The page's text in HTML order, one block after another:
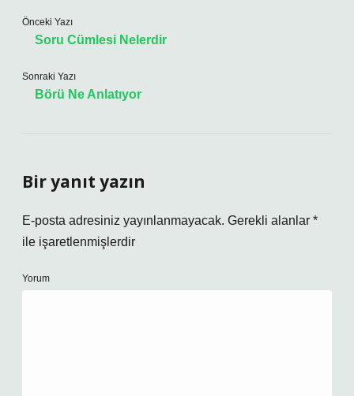
Önceki Yazı
Soru Cümlesi Nelerdir
Sonraki Yazı
Börü Ne Anlatıyor
Bir yanıt yazın
E-posta adresiniz yayınlanmayacak. Gerekli alanlar *
ile işaretlenmişlerdir
Yorum